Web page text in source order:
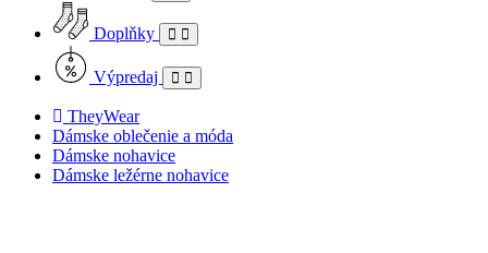
Doplňky
Výpredaj
TheyWear
Dámske oblečenie a móda
Dámske nohavice
Dámske ležérne nohavice